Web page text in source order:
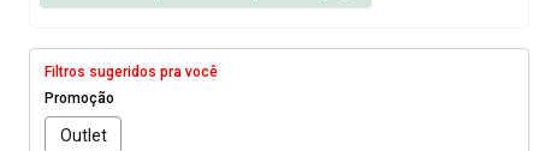
Filtros sugeridos pra você
Promoção
Outlet